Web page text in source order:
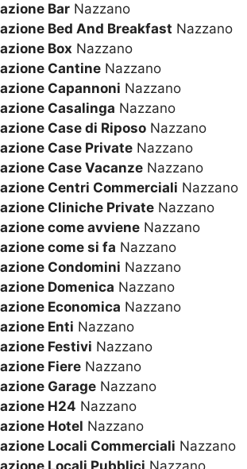
Bar Nazzano
Bed And Breakfast Nazzano
Box Nazzano
Cantine Nazzano
Capannoni Nazzano
Casalinga Nazzano
Case di Riposo Nazzano
Case Private Nazzano
Case Vacanze Nazzano
Centri Commerciali Nazzano
Cliniche Private Nazzano
come avviene Nazzano
come si fa Nazzano
Condomini Nazzano
Domenica Nazzano
Economica Nazzano
Enti Nazzano
Festivi Nazzano
Fiere Nazzano
Garage Nazzano
H24 Nazzano
Hotel Nazzano
Locali Commerciali Nazzano